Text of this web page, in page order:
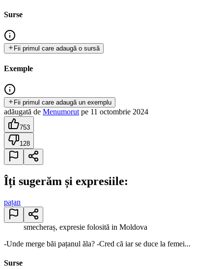
Surse
Fii primul care adaugă o sursă
Exemple
Fii primul care adaugă un exemplu
adăugată de Menumorut pe 11 octombrie 2024
753
128
Îți sugerăm și expresiile:
pațan
smecheraș, expresie folosită in Moldova
-Unde merge băi pațanul ăla? -Cred că iar se duce la femei...
Surse